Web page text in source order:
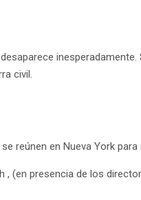
civil.
reúnen en Nueva York
, (en presencia de los